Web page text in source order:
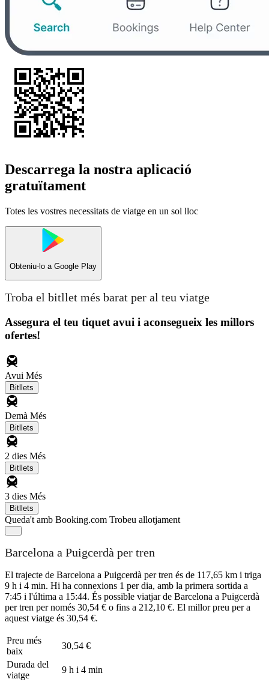
Descarrega la nostra aplicació
gratuïtament
Totes les vostres necessitats de viatge en un sol lloc
Obteniu-lo a Google Play
Troba el bitllet més barat per al teu viatge
Assegura el teu tiquet avui i aconsegueix les millors
ofertes!
Avui Més
Bitllets
Demà Més
Bitllets
2 dies Més
Bitllets
3 dies Més
Bitllets
Queda't amb Booking.com Trobeu allotjament
Barcelona a Puigcerdà per tren
El trajecte de Barcelona a Puigcerdà per tren és de 117,65 km i triga
9 h i 4 min. Hi ha connexions 1 per dia, amb la primera sortida a
7:45 i l'última a 15:44. És possible viatjar de Barcelona a Puigcerdà
per tren per només 30,54 € o fins a 212,10 €. El millor preu per a
aquest viatge és 30,54 €.
Preu més
baix
30,54 €
Durada del
viatge
9 h i 4 min